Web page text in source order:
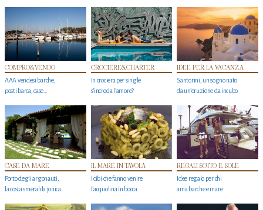
COMPRO&VENDO
AAA vendesi barche,
posti barca, case…
CROCIERE&CHARTER
In crociera per single
s'incrocia l’amore?
IDEE PER LA VACANZA
Santorini, un sogno nato
da un’eruzione da incubo
CASE DA MARE
Porto degli argonauti,
la costa smeralda jonica
IL MARE IN TAVOLA
I cibi che fanno venire
l’acquolina in bocca
REGALI SOTTO IL SOLE
Idee regalo per chi
ama barche e mare